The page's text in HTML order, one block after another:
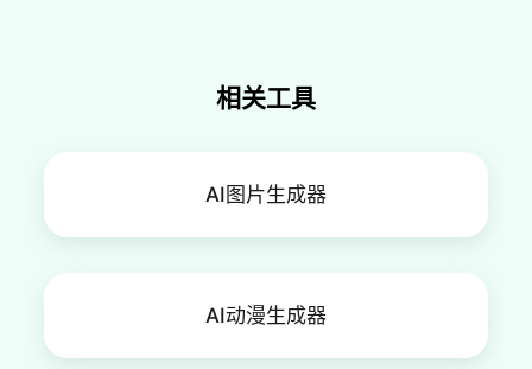
相关工具
AI图片生成器
AI动漫生成器